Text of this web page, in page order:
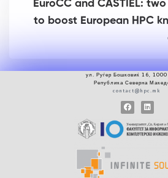
EuroCC and CASTIEL:
to boost European HPC
ул. Руѓер Бошковиќ 16, 1000
Република Северна
contact@hpc.mk